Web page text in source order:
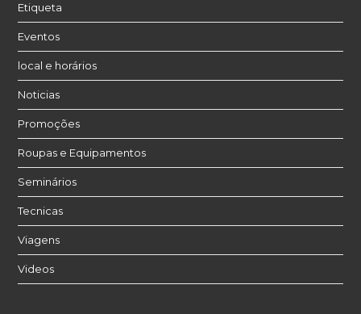
Etiqueta
Eventos
local e horários
Noticias
Promoções
Roupas e Equipamentos
Seminários
Tecnicas
Viagens
Videos